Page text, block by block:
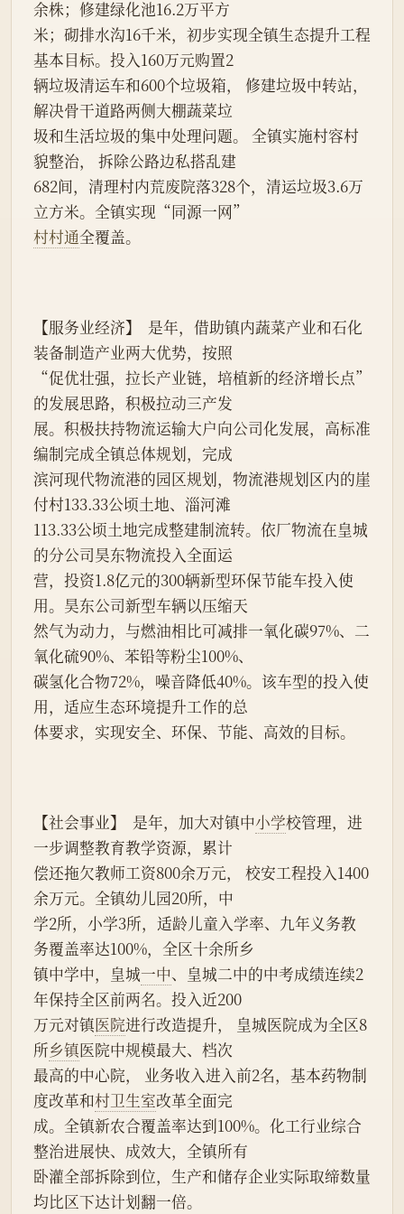
余株；修建绿化池16.2万平方
米；砌排水沟16千米，初步实现全镇生态提升工程
基本目标。投入160万元购置2
辆垃圾清运车和600个垃圾箱， 修建垃圾中转站，
解决骨干道路两侧大棚蔬菜垃
圾和生活垃圾的集中处理问题。 全镇实施村容村
貌整治， 拆除公路边私搭乱建
682间，清理村内荒废院落328个，清运垃圾3.6万
立方米。全镇实现“同源一网”
村村通全覆盖。
【服务业经济】  是年，借助镇内蔬菜产业和石化
装备制造产业两大优势，按照
“促优壮强，拉长产业链，培植新的经济增长点”
的发展思路，积极拉动三产发
展。积极扶持物流运输大户向公司化发展，高标准
编制完成全镇总体规划，完成
滨河现代物流港的园区规划，物流港规划区内的崖
付村133.33公顷土地、淄河滩
113.33公顷土地完成整建制流转。依厂物流在皇城
的分公司昊东物流投入全面运
营，投资1.8亿元的300辆新型环保节能车投入使
用。昊东公司新型车辆以压缩天
然气为动力，与燃油相比可减排一氧化碳97%、二
氧化硫90%、苯铅等粉尘100%、
碳氢化合物72%，噪音降低40%。该车型的投入使
用，适应生态环境提升工作的总
体要求，实现安全、环保、节能、高效的目标。
【社会事业】  是年，加大对镇中小学校管理，进
一步调整教育教学资源，累计
偿还拖欠教师工资800余万元， 校安工程投入1400
余万元。全镇幼儿园20所，中
学2所，小学3所，适龄儿童入学率、九年义务教
务覆盖率达100%，全区十余所乡
镇中学中，皇城一中、皇城二中的中考成绩连续2
年保持全区前两名。投入近200
万元对镇医院进行改造提升， 皇城医院成为全区8
所乡镇医院中规模最大、档次
最高的中心院， 业务收入进入前2名，基本药物制
度改革和村卫生室改革全面完
成。全镇新农合覆盖率达到100%。化工行业综合
整治进展快、成效大，全镇所有
卧灌全部拆除到位，生产和储存企业实际取缔数量
均比区下达计划翻一倍。